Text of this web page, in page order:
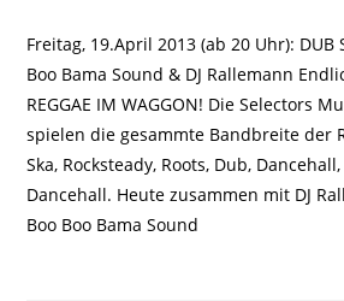
Freitag, 19.April 2013 (ab 20 Uhr): DUB
Boo Bama Sound & DJ Rallemann
REGGAE IM WAGGON! Die Selectors
spielen die gesammte Bandbreite der
Ska, Rocksteady, Roots, Dub,
Dancehall. Heute zusammen mit DJ
Boo Boo Bama Sound